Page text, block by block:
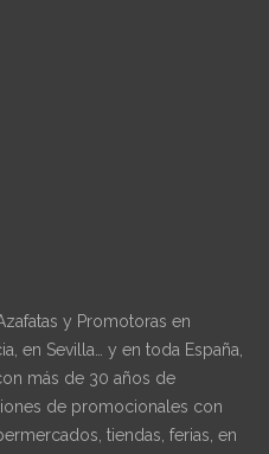
y Promotoras en
en Sevilla… y en toda España,
más de 30 años de
de promocionales con
tiendas, ferias, en